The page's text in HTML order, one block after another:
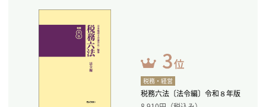
税務・経営
税務六法〔法令編〕令和８年版